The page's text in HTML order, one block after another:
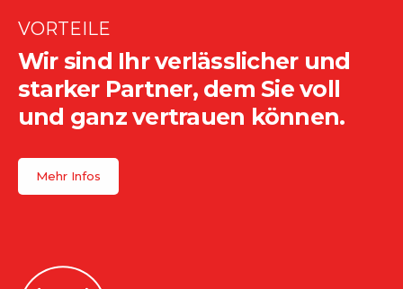
VORTEILE
Wir sind Ihr verlässlicher und
starker Partner, dem Sie voll
und ganz vertrauen können.
Mehr Infos